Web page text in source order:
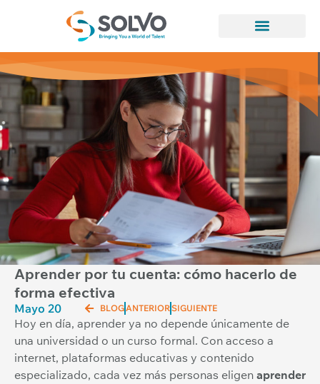
Aprender por tu cuenta: cómo hacerlo de
forma efectiva
Mayo 20 BLOGANTERIORSIGUIENTE
Hoy en día, aprender ya no depende únicamente de
una universidad o un curso formal. Con acceso a
internet, plataformas educativas y contenido
especializado, cada vez más personas eligen aprender